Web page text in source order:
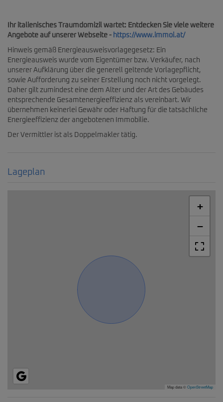
Ihr italienisches Traumdomizil wartet: Entdecken Sie viele weitere
Angebote auf unserer Webseite - https://www.immoi.at/
Hinweis gemäß Energieausweisvorlagegesetz: Ein
Energieausweis wurde vom Eigentümer bzw. Verkäufer, nach
unserer Aufklärung über die generell geltende Vorlagepflicht,
sowie Aufforderung zu seiner Erstellung noch nicht vorgelegt.
Daher gilt zumindest eine dem Alter und der Art des Gebäudes
entsprechende Gesamtenergieeffizienz als vereinbart. Wir
übernehmen keinerlei Gewähr oder Haftung für die tatsächliche
Energieeffizienz der angebotenen Immobilie.
Der Vermittler ist als Doppelmakler tätig.
Lageplan
+
−
Map data ©OpenStreetMap